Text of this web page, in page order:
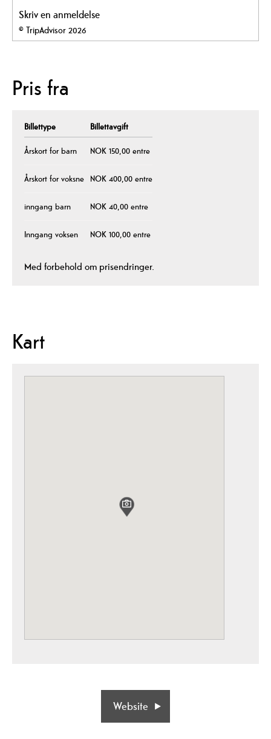
Skriv en anmeldelse
© TripAdvisor 2026
Pris fra
Billettype Billettavgift
Årskort for barn NOK 150,00 entre
Årskort for voksne NOK 400,00 entre
inngang barn NOK 40,00 entre
Inngang voksen NOK 100,00 entre
Med forbehold om prisendringer.
Kart
Website